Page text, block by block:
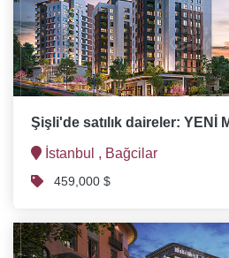
Şişli'de satılık daireler: YENİ
İstanbul , Bağcilar
459,000 $